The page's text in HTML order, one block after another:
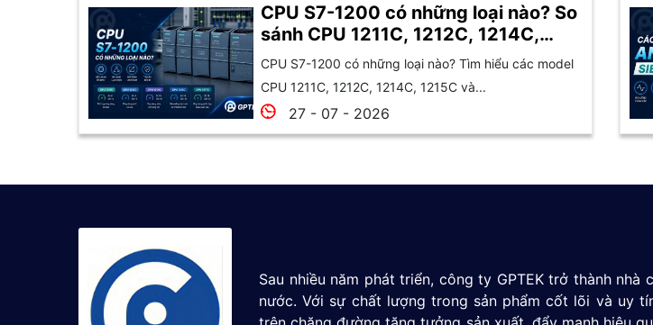
CPU S7-1200 có những loại nào? So
sánh CPU 1211C, 1212C, 1214C,
1215C và 1217C
CPU S7-1200 có những loại nào? Tìm hiểu các model
CPU 1211C, 1212C, 1214C, 1215C và...
27 - 07 - 2026
Sau nhiều năm phát triển, công ty GPTEK trở thành
nước. Với sự chất lượng trong sản phẩm cốt lõi và uy